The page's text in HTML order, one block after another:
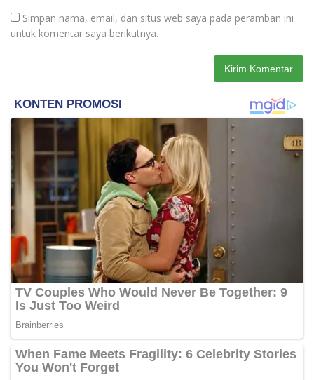
Simpan nama, email, dan situs web saya pada peramban ini
untuk komentar saya berikutnya.